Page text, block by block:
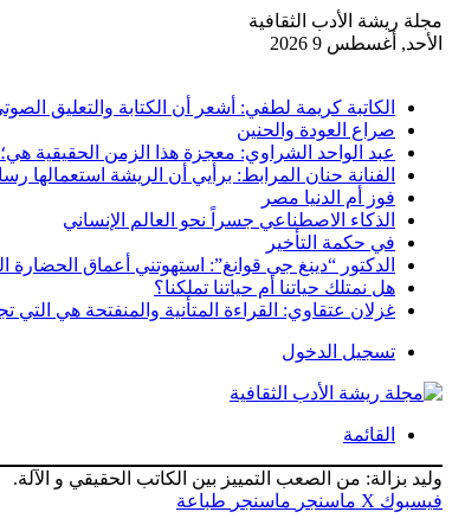
مجلة ريشة الأدب الثقافية
الأحد, أغسطس 9 2026
الكاتبة كريمة لطفي: أشعر أن الكتابة والتعليق
صراع العودة والحنين
عبد الواحد الشراوي: معجزة هذا الزمن الحقيقية
الفنانة حنان المرابط: برأيي أن الريشة استعمالها
فوز أم الدنيا مصر
الذكاء الاصطناعي جسراً نحو العالم الإنساني
في حكمة التأخير
الدكتور “دينغ جي قوانغ”: استهوتني أعماق الحضارة
هل نمتلك حياتنا أم حياتنا تملكنا؟
غزلان عتقاوي: القراءة المتأنية والمنفتحة هي التي
تسجيل الدخول
القائمة
وليد بزالة: من الصعب التمييز بين الكاتب الحقيقي و الآلة.
فيسبوك ‫X ماسنجر ماسنجر طباعة